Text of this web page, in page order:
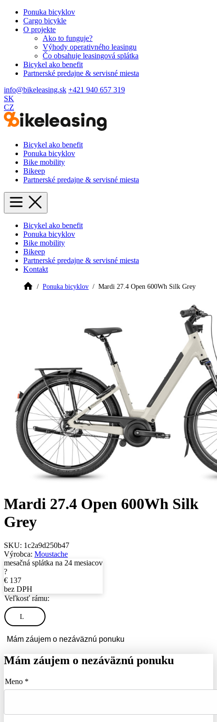
Ponuka bicyklov
Cargo bicykle
O projekte
Ako to funguje?
Výhody operativného leasingu
Čo obsahuje leasingová splátka
Bicykel ako benefit
Partnerské predajne & servisné miesta
info@bikeleasing.sk +421 940 657 319
SK
CZ
Bicykel ako benefit
Ponuka bicyklov
Bike mobility
Bikeep
Partnerské predajne & servisné miesta
Bicykel ako benefit
Ponuka bicyklov
Bike mobility
Bikeep
Partnerské predajne & servisné miesta
Kontakt
Ponuka bicyklov Mardi 27.4 Open 600Wh Silk Grey
Mardi 27.4 Open 600Wh Silk
Grey
SKU: 1c2a9d250b47
Výrobca: Moustache
mesačná splátka na 24 mesiacov
?
€ 137
bez DPH
Veľkosť rámu:
L
Mám záujem o nezáväznú ponuku
Mám záujem o nezáväznú ponuku
Meno *